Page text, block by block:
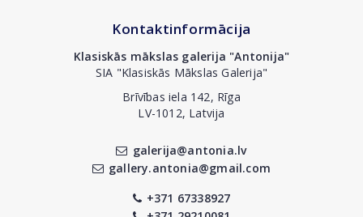
Kontaktinformācija
Klasiskās mākslas galerija "Antonija"
SIA "Klasiskās Mākslas Galerija"
Brīvības iela 142, Rīga
LV-1012, Latvija
galerija@antonia.lv
gallery.antonia@gmail.com
+371 67338927